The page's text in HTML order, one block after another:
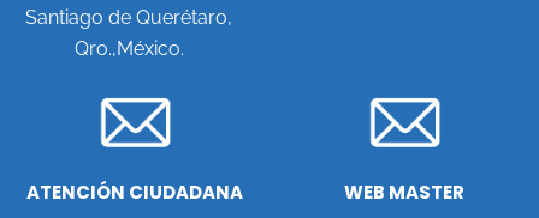
Santiago de Querétaro,
Qro.,México.
ATENCIÓN CIUDADANA WEB MASTER